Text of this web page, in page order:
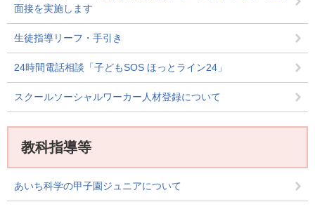
面接を実施します
生徒指導リーフ・手引き
24時間電話相談「子どもSOS ほっとライン24」
スクールソーシャルワーカー人材登録について
教科指導等
あいち科学の甲子園ジュニアについて